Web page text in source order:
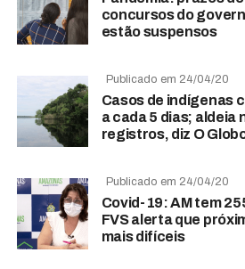
concursos do
estão suspensos
Publicado em 24/04/20
Casos de indígenas
a cada 5 dias; aldeia
registros, diz O
Publicado em 24/04/20
Covid-19: AM tem
FVS alerta que
mais difíceis